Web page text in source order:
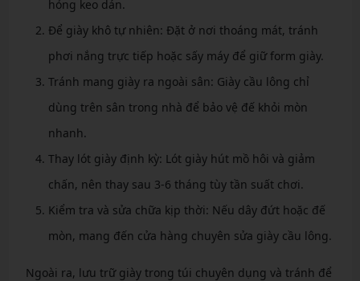
hỏng keo dán.
Để giày khô tự nhiên: Đặt ở nơi thoáng mát, tránh
phơi nắng trực tiếp hoặc sấy máy để giữ form giày.
Tránh mang giày ra ngoài sân: Giày cầu lông chỉ
dùng trên sân trong nhà để bảo vệ đế khỏi mòn
nhanh.
Thay lót giày định kỳ: Lót giày hút mồ hôi và giảm
chấn, nên thay sau 3-6 tháng tùy tần suất chơi.
Kiểm tra và sửa chữa kịp thời: Nếu dây đứt hoặc đế
mòn, mang đến cửa hàng chuyên sửa giày cầu lông.
Ngoài ra, lưu trữ giày trong túi chuyên dụng và tránh để